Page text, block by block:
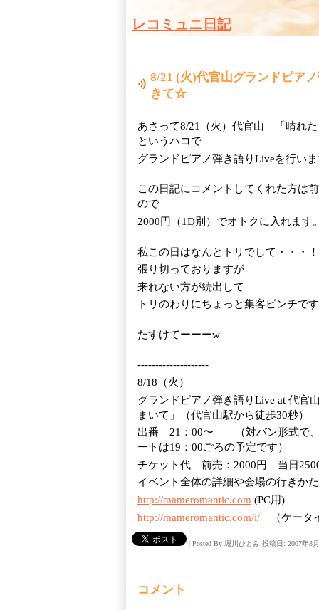
レコミュニ日記
8/21 (火)代官山グランドピア
きて☆
あさって8/21（火）代官山 「晴れ
というハコで
グランドピアノ弾き語りLiveを行い
この日記にコメントしてくれた方は
ので
2000円（1D別）でオトクに入れます
私この日はなんとトリでして・・・！
張り切っておりますが
来れない方が続出して
トリのわりにちょっと集客ピンチで
たすけてーーーw
--------------------
8/18（火）
グランドピアノ弾き語りLive at 代官
まいて」（代官山駅から徒歩30秒）
出番 21：00〜 （対バン形式で、
ートは19：00ごろの予定です）
チケット代 前売：2000円 当日
イベント全体の詳細や会場の行きか
http://mameromantic.com (PC用)
http://mameromantic.com/i/ （ケータ
| Posted By 堀川ひとみ 投稿日: 2007年8
コメント